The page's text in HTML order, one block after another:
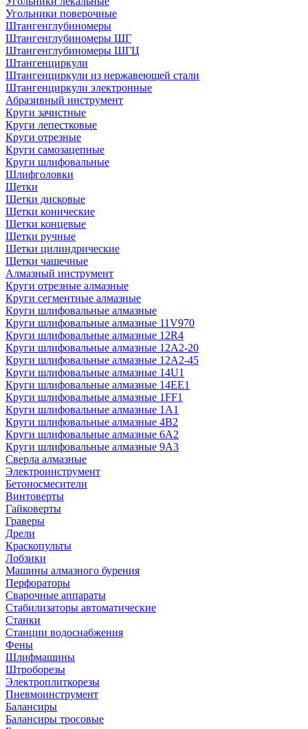
Угольники поверочные
Штангенглубиномеры
Штангенглубиномеры ШГ
Штангенглубиномеры ШГЦ
Штангенциркули
Штангенциркули из нержавеющей стали
Штангенциркули электронные
Абразивный инструмент
Круги зачистные
Круги лепестковые
Круги отрезные
Круги самозацепные
Круги шлифовальные
Шлифголовки
Щетки
Щетки дисковые
Щетки конические
Щетки концевые
Щетки ручные
Щетки цилиндрические
Щетки чашечные
Алмазный инструмент
Круги отрезные алмазные
Круги сегментные алмазные
Круги шлифовальные алмазные
Круги шлифовальные алмазные 11V970
Круги шлифовальные алмазные 12R4
Круги шлифовальные алмазные 12А2-20
Круги шлифовальные алмазные 12А2-45
Круги шлифовальные алмазные 14U1
Круги шлифовальные алмазные 14ЕЕ1
Круги шлифовальные алмазные 1FF1
Круги шлифовальные алмазные 1А1
Круги шлифовальные алмазные 4В2
Круги шлифовальные алмазные 6A2
Круги шлифовальные алмазные 9А3
Сверла алмазные
Электроинструмент
Бетоносмесители
Винтоверты
Гайковерты
Граверы
Дрели
Краскопульты
Лобзики
Машины алмазного бурения
Перфораторы
Сварочные аппараты
Стабилизаторы автоматические
Станки
Станции водоснабжения
Фены
Шлифмашины
Штроборезы
Электроплиткорезы
Пневмоинструмент
Балансиры
Балансиры тросовые